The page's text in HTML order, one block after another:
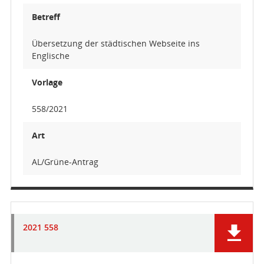
Betreff
Übersetzung der städtischen Webseite ins
Englische
Vorlage
558/2021
Art
AL/Grüne-Antrag
2021 558